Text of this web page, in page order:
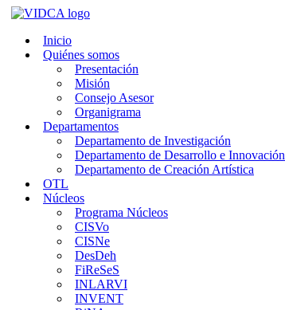
Saltar
contenidoInicio
Quiénes somos
Presentación
Misión
Consejo Asesor
Organigrama
Departamentos
Departamento de Investigación
Departamento de Desarrollo e Innovación
Departamento de Creación Artística
OTL
Núcleos
Programa Núcleos
CISVo
CISNe
DesDeh
FiReSeS
INLARVI
INVENT